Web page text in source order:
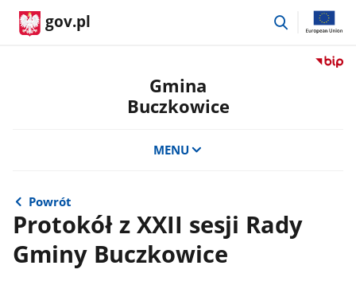
gov.pl
przejdź
Przejdź
Gmina
Buczkowice
MENU
Powrót
Protokół z XXII sesji Rady
Gminy Buczkowice